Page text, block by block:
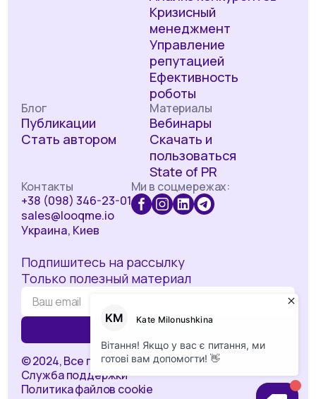
Кризисный
менеджмент
Управление
репутацией
Ефективность
роботы
Материалы
Вебинары
Скачать и
пользоваться
State of PR
Блог
Публикации
Стать автором
Контакты
+38 (098) 346-23-01
sales@looqme.io
Украина, Киев
Ми в соцмережах:
Подпишитесь на рассылку
Только полезный материал
© 2024, Все права защищены
Служба поддержки
Политика файлов cookie